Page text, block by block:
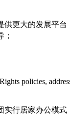
更大的发展平台
policies,
行居家办公模